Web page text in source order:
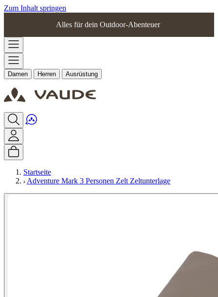
Zum Inhalt springen
Alles für dein Outdoor-Abenteuer
Damen Herren Ausrüstung
Startseite
Adventure Mark 3 Personen Zelt Zeltunterlage